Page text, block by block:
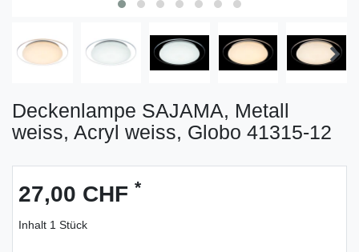
Deckenlampe SAJAMA, Metall
weiss, Acryl weiss, Globo 41315-12
27,00 CHF *
Inhalt 1 Stück